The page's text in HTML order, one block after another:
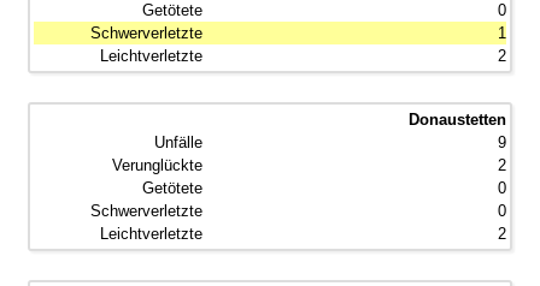
0
1
2
Donaustetten
9
2
0
0
2